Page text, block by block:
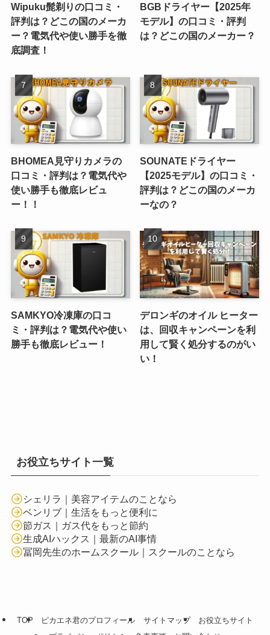
Wipuku髭剃りの口コミ・
評判は？どこの国のメーカ
ー？電気代や使い勝手を徹
底調査！
BGBドライヤー【2025年
モデル】の口コミ・評判
は？どこの国のメーカー？
BHOMEA見守りカメラの
口コミ・評判は？電気代や
使い勝手も徹底レビュ
ー！！
SOUNATEドライヤー
【2025モデル】の口コミ・
評判は？どこの国のメーカ
ーなの？
SAMKYO冷凍庫の口コ
ミ・評判は？電気代や使い
勝手も徹底レビュー！
デロンギのオイル ヒーター
は、回収キャンペーンを利
用して賢く処分するのがい
い！
お役立ちサイト一覧
シェリラ｜美容アイテムのことなら
ベンリブ｜生活をもっと便利に
節ガス｜ガス代をもっと節約
生成AIハックス｜最新のAI事情
冨岡先生のホームスクール｜スクールのことなら
TOP ピカエネ君のプロフィール サイトマップ
お役立ちサイト